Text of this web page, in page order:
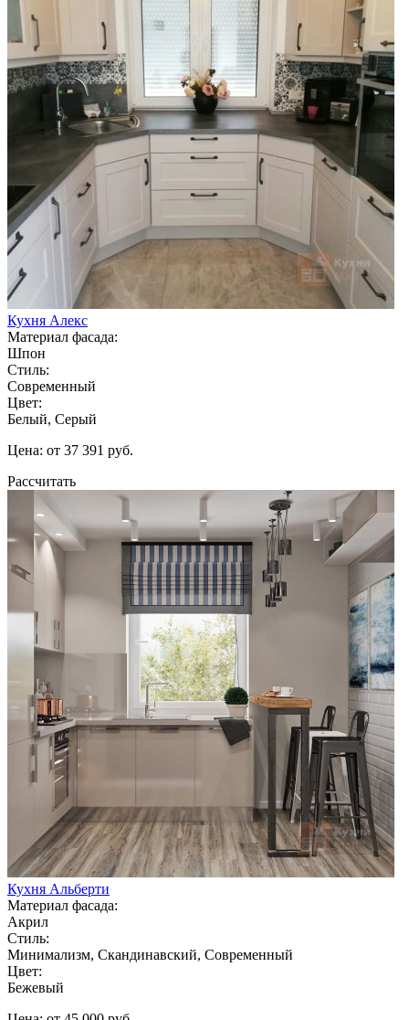
Кухня Алекс
Материал фасада:
Шпон
Стиль:
Современный
Цвет:
Белый, Серый
Цена: от 37 391 руб.
Рассчитать
Кухня Альберти
Материал фасада:
Акрил
Стиль:
Минимализм, Скандинавский, Современный
Цвет:
Бежевый